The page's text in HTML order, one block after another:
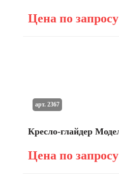
Цена по запросу
Кресло-глайдер
Цена по запросу
арт. 2367